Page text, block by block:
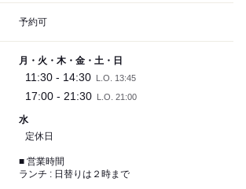
予約可
月・火・木・金・土・日
11:30 - 14:30 L.O. 13:45
17:00 - 21:30 L.O. 21:00
水
定休日
■ 営業時間
ランチ : 日替りは２時まで